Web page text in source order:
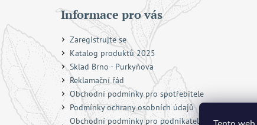
Informace pro vás
Zaregistrujte se
Katalog produktů 2025
Sklad Brno - Purkyňova
Reklamační řád
Obchodní podmínky pro spotřebitele
Podmínky ochrany osobních údajů
Obchodní podmínky pro podnikatele a právnické